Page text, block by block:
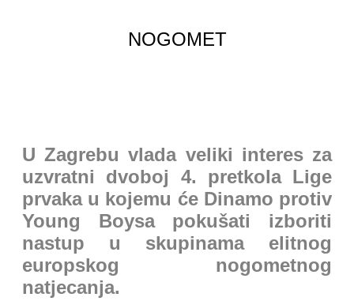
NOGOMET
U Zagrebu vlada veliki interes za
uzvratni dvoboj 4. pretkola Lige
prvaka u kojemu će Dinamo protiv
Young Boysa pokušati izboriti
nastup u skupinama elitnog
europskog nogometnog
natjecanja.